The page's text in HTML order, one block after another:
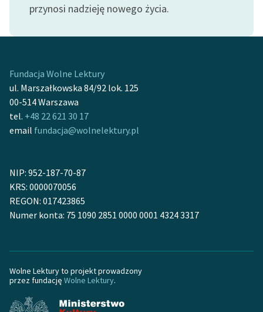
przynosi nadzieję nowego życia.
Fundacja Wolne Lektury
ul. Marszałkowska 84/92 lok. 125
00-514 Warszawa
tel. +48 22 621 30 17
email fundacja@wolnelektury.pl
NIP: 952-187-70-87
KRS: 0000070056
REGON: 017423865
Numer konta: 75 1090 2851 0000 0001 4324 3317
Wolne Lektury to projekt prowadzony
przez fundację Wolne Lektury.